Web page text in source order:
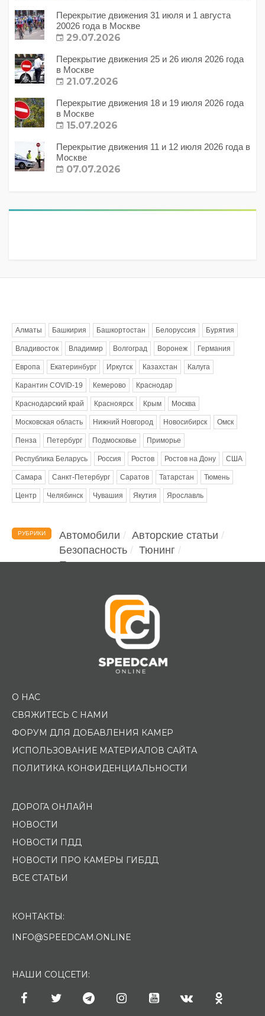
Перекрытие движения 31 июля и 1 августа
20026 года в Москве
29.07.2026
Перекрытие движения 25 и 26 июля 2026 года
в Москве
21.07.2026
Перекрытие движения 18 и 19 июля 2026 года
в Москве
15.07.2026
Перекрытие движения 11 и 12 июля 2026 года в
Москве
07.07.2026
Алматы Башкирия Башкортостан Белоруссия Бурятия
Владивосток Владимир Волгоград Воронеж Германия
Европа Екатеринбург Иркутск Казахстан Калуга
Карантин COVID-19 Кемерово Краснодар
Краснодарский край Красноярск Крым Москва
Московская область Нижний Новгород Новосибирск Омск
Пенза Петербург Подмосковье Приморье
Республика Беларусь Россия Ростов Ростов на Дону США
Самара Санкт-Петербург Саратов Татарстан Тюмень
Центр Челябинск Чувашия Якутия Ярославль
РУБРИКИ Автомобили
Авторские статьи
Безопасность
Тюнинг
Помощь водителю
О НАС
СВЯЖИТЕСЬ С НАМИ
ФОРУМ ДЛЯ ДОБАВЛЕНИЯ КАМЕР
ИСПОЛЬЗОВАНИЕ МАТЕРИАЛОВ САЙТА
ПОЛИТИКА КОНФИДЕНЦИАЛЬНОСТИ
ДОРОГА ОНЛАЙН
НОВОСТИ
НОВОСТИ ПДД
НОВОСТИ ПРО КАМЕРЫ ГИБДД
ВСЕ СТАТЬИ
КОНТАКТЫ:
INFO@SPEEDCAM.ONLINE
НАШИ СОЦСЕТИ: